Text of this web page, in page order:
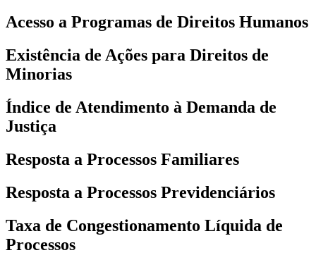
Acesso a Programas de Direitos Humanos
Existência de Ações para Direitos de
Minorias
Índice de Atendimento à Demanda de
Justiça
Resposta a Processos Familiares
Resposta a Processos Previdenciários
Taxa de Congestionamento Líquida de
Processos